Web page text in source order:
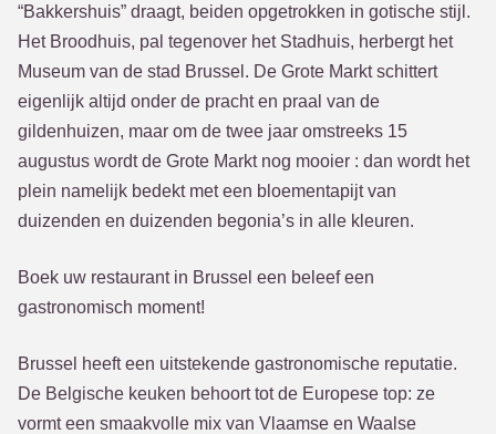
“Bakkershuis” draagt, beiden opgetrokken in gotische stijl.
Het Broodhuis, pal tegenover het Stadhuis, herbergt het
Museum van de stad Brussel. De Grote Markt schittert
eigenlijk altijd onder de pracht en praal van de
gildenhuizen, maar om de twee jaar omstreeks 15
augustus wordt de Grote Markt nog mooier : dan wordt het
plein namelijk bedekt met een bloementapijt van
duizenden en duizenden begonia’s in alle kleuren.
Boek uw restaurant in Brussel een beleef een
gastronomisch moment!
Brussel heeft een uitstekende gastronomische reputatie.
De Belgische keuken behoort tot de Europese top: ze
vormt een smaakvolle mix van Vlaamse en Waalse